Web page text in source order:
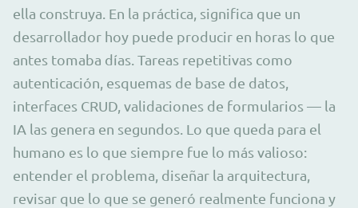
ella construya. En la práctica, significa que un
desarrollador hoy puede producir en horas lo que
antes tomaba días. Tareas repetitivas como
autenticación, esquemas de base de datos,
interfaces CRUD, validaciones de formularios — la
IA las genera en segundos. Lo que queda para el
humano es lo que siempre fue lo más valioso:
entender el problema, diseñar la arquitectura,
revisar que lo que se generó realmente funciona y